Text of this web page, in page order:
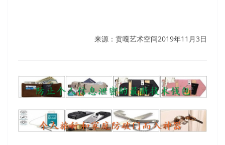
来源：贡嘎艺术空间2019年11月3日